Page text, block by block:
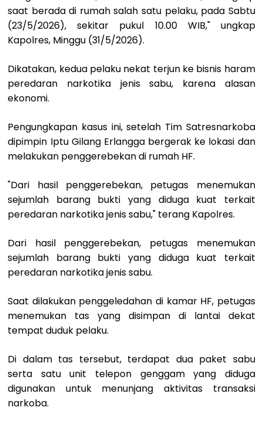
saat berada di rumah salah satu pelaku, pada Sabtu
(23/5/2026), sekitar pukul 10.00 WIB," ungkap
Kapolres, Minggu (31/5/2026).
Dikatakan, kedua pelaku nekat terjun ke bisnis haram
peredaran narkotika jenis sabu, karena alasan
ekonomi.
Pengungkapan kasus ini, setelah Tim Satresnarkoba
dipimpin Iptu Gilang Erlangga bergerak ke lokasi dan
melakukan penggerebekan di rumah HF.
"Dari hasil penggerebekan, petugas menemukan
sejumlah barang bukti yang diduga kuat terkait
peredaran narkotika jenis sabu," terang Kapolres.
Dari hasil penggerebekan, petugas menemukan
sejumlah barang bukti yang diduga kuat terkait
peredaran narkotika jenis sabu.
Saat dilakukan penggeledahan di kamar HF, petugas
menemukan tas yang disimpan di lantai dekat
tempat duduk pelaku.
Di dalam tas tersebut, terdapat dua paket sabu
serta satu unit telepon genggam yang diduga
digunakan untuk menunjang aktivitas transaksi
narkoba.